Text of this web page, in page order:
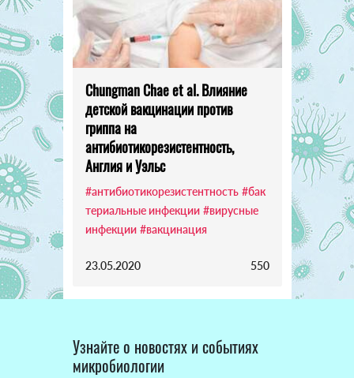
Chungman Chae et al. Влияние
детской вакцинации против
гриппа на
антибиотикорезистентность,
Англия и Уэльс
#антибиотикорезистентность #бак
териальные инфекции #вирусные
инфекции #вакцинация
23.05.2020 550
Узнайте о новостях и событиях
микробиологии